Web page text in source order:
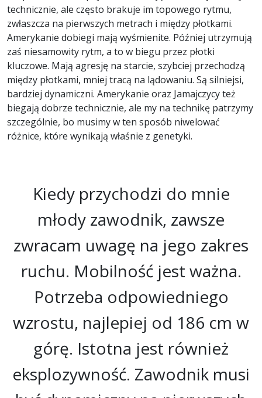
technicznie, ale często brakuje im topowego rytmu,
zwłaszcza na pierwszych metrach i między płotkami.
Amerykanie dobiegi mają wyśmienite. Później utrzymują
zaś niesamowity rytm, a to w biegu przez płotki
kluczowe. Mają agresję na starcie, szybciej przechodzą
między płotkami, mniej tracą na lądowaniu. Są silniejsi,
bardziej dynamiczni. Amerykanie oraz Jamajczycy też
biegają dobrze technicznie, ale my na technikę patrzymy
szczególnie, bo musimy w ten sposób niwelować
różnice, które wynikają właśnie z genetyki.
Kiedy przychodzi do mnie
młody zawodnik, zawsze
zwracam uwagę na jego zakres
ruchu. Mobilność jest ważna.
Potrzeba odpowiedniego
wzrostu, najlepiej od 186 cm w
górę. Istotna jest również
eksplozywność. Zawodnik musi